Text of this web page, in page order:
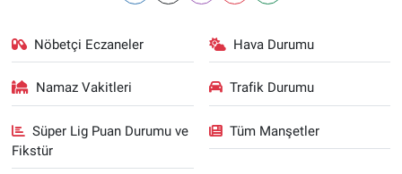
Nöbetçi Eczaneler Hava Durumu
Namaz Vakitleri Trafik Durumu
Süper Lig Puan Durumu ve
Fikstür
Tüm Manşetler